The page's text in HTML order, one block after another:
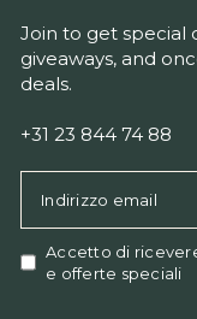
Join to get special
giveaways, and
deals.
+31 23 844 74 88
Indirizzo email
Accetto di
e offerte speciali